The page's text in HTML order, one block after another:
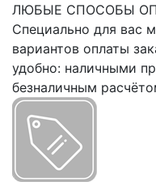
ЛЮБЫЕ СПОСОБЫ
Специально для вас
вариантов оплаты
удобно: наличными
безналичным